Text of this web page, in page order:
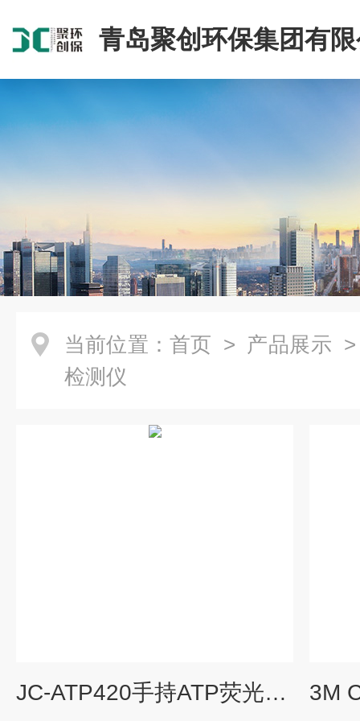
青岛聚创环保集团有
当前位置： 首页 > 产品展示
检测仪
JC-ATP420手持ATP荧光快速检测仪